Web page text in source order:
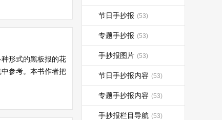
形式的黑板报的花
参考。本书作者把
节日手抄报 (53)
专题手抄报 (53)
手抄报图片 (53)
节日手抄报内容 (53)
专题手抄报内容 (53)
手抄报栏目导航 (53)